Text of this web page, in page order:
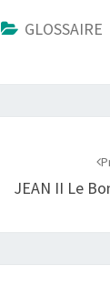
GLOSSAIRE
JEAN II Le